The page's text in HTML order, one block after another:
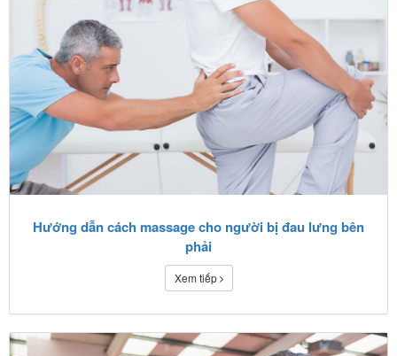
Hướng dẫn cách massage cho người bị đau lưng bên
phải
Xem tiếp